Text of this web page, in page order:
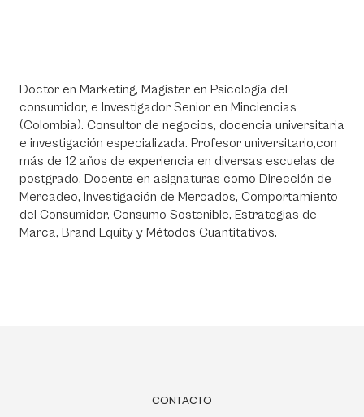
Doctor en Marketing, Magister en Psicología del
consumidor, e Investigador Senior en Minciencias
(Colombia). Consultor de negocios, docencia universitaria
e investigación especializada. Profesor universitario,con
más de 12 años de experiencia en diversas escuelas de
postgrado. Docente en asignaturas como Dirección de
Mercadeo, Investigación de Mercados, Comportamiento
del Consumidor, Consumo Sostenible, Estrategias de
Marca, Brand Equity y Métodos Cuantitativos.
CONTACTO